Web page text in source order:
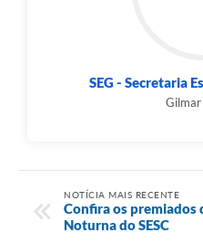
SEG - Secretaria
NOTÍCIA MAIS RECENTE
Confira os premiados
Noturna do SESC